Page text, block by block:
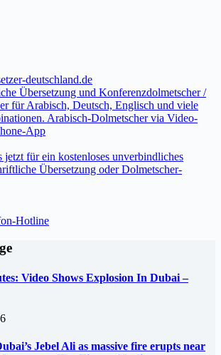
deutschland.de
Übersetzung und Konferenzdolmetscher /
für Arabisch, Deutsch, Englisch und viele
Arabisch-Dolmetscher via Video-
App
jetzt für ein kostenloses unverbindliches
Übersetzung oder Dolmetscher-
Hotline
Video Shows Explosion In Dubai –
Jebel Ali as massive fire erupts near